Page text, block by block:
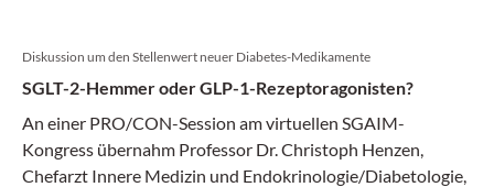
Diskussion um den Stellenwert neuer Diabetes-Medikamente
SGLT-2-Hemmer oder GLP-1-Rezeptoragonisten?
An einer PRO/CON-Session am virtuellen SGAIM-
Kongress übernahm Professor Dr. Christoph Henzen,
Chefarzt Innere Medizin und Endokrinologie/Diabetologie,